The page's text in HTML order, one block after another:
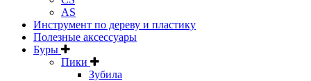
AS
Инструмент по дереву и пластику
Полезные аксессуары
Буры
Пики
Зубила